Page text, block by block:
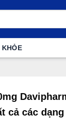
KHỎE
cả các